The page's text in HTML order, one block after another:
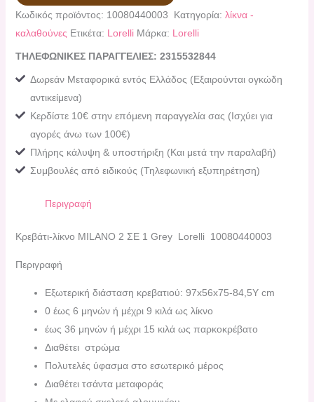
Κωδικός προϊόντος: 10080440003 Κατηγορία: λίκνα -
καλαθούνες Ετικέτα: Lorelli Μάρκα: Lorelli
ΤΗΛΕΦΩΝΙΚΕΣ ΠΑΡΑΓΓΕΛΙΕΣ: 2315532844
Δωρεάν Μεταφορικά εντός Ελλάδος (Εξαιρούνται ογκώδη
αντικείμενα)
Κερδίστε 10€ στην επόμενη παραγγελία σας (Ισχύει για
αγορές άνω των 100€)
Πλήρης κάλυψη & υποστήριξη (Και μετά την παραλαβή)
Συμβουλές από ειδικούς (Τηλεφωνική εξυπηρέτηση)
Περιγραφή
Κρεβάτι-λίκνο MILANO 2 ΣΕ 1 Grey Lorelli 10080440003
Περιγραφή
Εξωτερική διάσταση κρεβατιού: 97x56x75-84,5Υ cm
0 έως 6 μηνών ή μέχρι 9 κιλά ως λίκνο
έως 36 μηνών ή μέχρι 15 κιλά ως παρκοκρέβατο
Διαθέτει στρώμα
Πολυτελές ύφασμα στο εσωτερικό μέρος
Διαθέτει τσάντα μεταφοράς